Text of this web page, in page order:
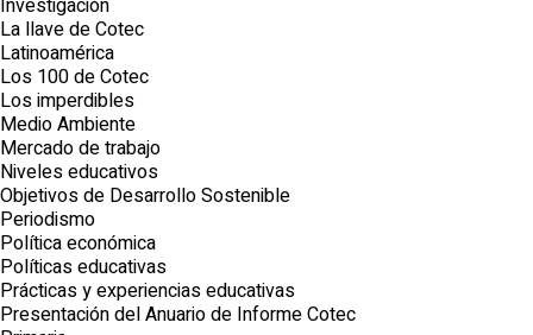
Investigación
La llave de Cotec
Latinoamérica
Los 100 de Cotec
Los imperdibles
Medio Ambiente
Mercado de trabajo
Niveles educativos
Objetivos de Desarrollo Sostenible
Periodismo
Política económica
Políticas educativas
Prácticas y experiencias educativas
Presentación del Anuario de Informe Cotec